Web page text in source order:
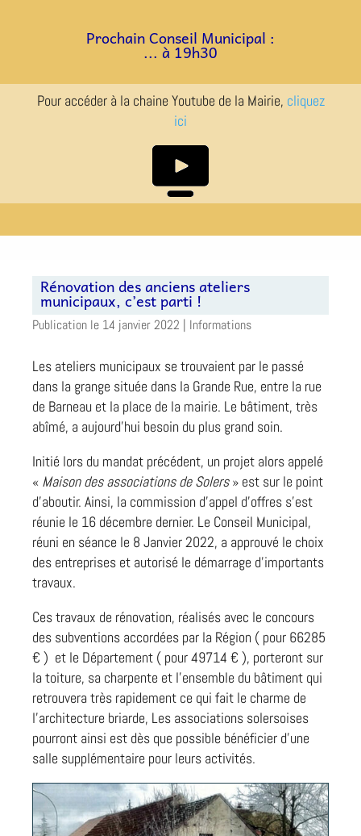
Prochain Conseil Municipal :
... à 19h30
Pour accéder à la chaine Youtube de la Mairie, cliquez
ici
Rénovation des anciens ateliers
municipaux, c’est parti !
14 janvier 2022 | Informations
Les ateliers municipaux se trouvaient par le passé
dans la grange située dans la Grande Rue, entre la rue
de Barneau et la place de la mairie. Le bâtiment, très
abîmé, a aujourd’hui besoin du plus grand soin.
Initié lors du mandat précédent, un projet alors appelé
« Maison des associations de Solers» est sur le point
d’aboutir. Ainsi, la commission d’appel d’offres s’est
réunie le 16 décembre dernier. Le Conseil Municipal,
réuni en séance le 8 Janvier 2022, a approuvé le choix
des entreprises et autorisé le démarrage d’importants
travaux.
Ces travaux de rénovation, réalisés avec le concours
des subventions accordées par la Région ( pour 66285
€ ) et le Département ( pour 49714 € ), porteront sur
la toiture, sa charpente et l’ensemble du bâtiment qui
retrouvera très rapidement ce qui fait le charme de
l’architecture briarde, Les associations solersoises
pourront ainsi est dès que possible bénéficier d’une
salle supplémentaire pour leurs activités.